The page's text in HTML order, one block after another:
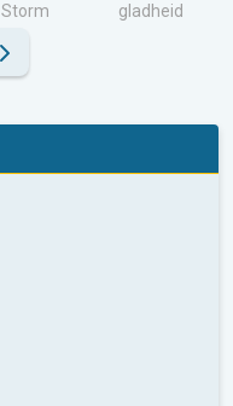
Storm gladheid